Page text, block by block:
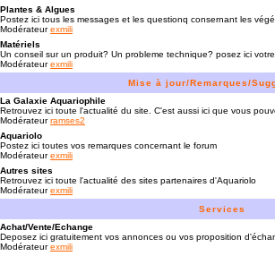
Plantes & Algues
Postez ici tous les messages et les questionq consernant les
Modérateurexmili
Matériels
Un conseil sur un produit? Un probleme technique? posez ici
Modérateurexmili
Mise à jour/Remarques/
La Galaxie Aquariophile
Retrouvez ici toute l'actualité du site. C'est aussi ici que vous
Modérateurramses2
Aquariolo
Postez ici toutes vos remarques concernant le forum
Modérateurexmili
Autres sites
Retrouvez ici toute l'actualité des sites partenaires d'Aquariolo
Modérateurexmili
Services
Achat/Vente/Echange
Deposez ici gratuitement vos annonces ou vos proposition
Modérateurexmili